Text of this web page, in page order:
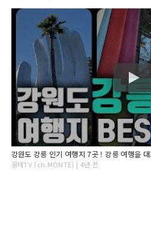
몽테TV [ch.MONTE] | 4년 전